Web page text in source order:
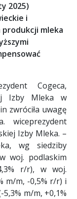
2025)
i
produkcji mleka
Cogeca,
Izby Mleka w
zwróciła uwagę
wiceprezydent
Izby Mleka. –
wg siedziby
woj. podlaskim
r/r), w woj.
m/m, -0,5% r/r) i
m/m, +0,1%